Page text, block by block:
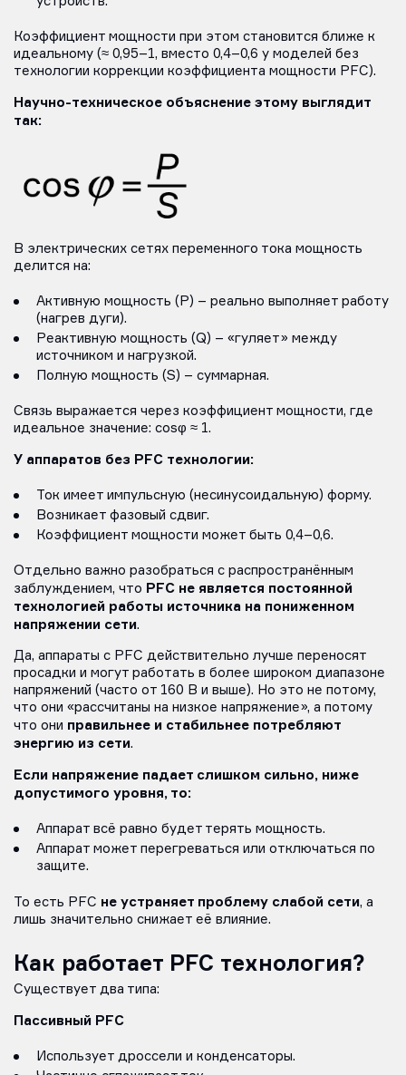
Коэффициент мощности при этом становится ближе к
идеальному (≈ 0,95–1, вместо 0,4–0,6 у моделей без
технологии коррекции коэффициента мощности PFC).
Научно-техническое объяснение этому выглядит
так:
В электрических сетях переменного тока мощность
делится на:
Активную мощность (P) – реально выполняет работу
(нагрев дуги).
Реактивную мощность (Q) – «гуляет» между
источником и нагрузкой.
Полную мощность (S) – суммарная.
Связь выражается через коэффициент мощности, где
идеальное значение: cosφ ≈ 1.
У аппаратов без PFC технологии:
Ток имеет импульсную (несинусоидальную) форму.
Возникает фазовый сдвиг.
Коэффициент мощности может быть 0,4–0,6.
Отдельно важно разобраться с распространённым
заблуждением, что PFC не является постоянной
технологией работы источника на пониженном
напряжении сети.
Да, аппараты с PFC действительно лучше переносят
просадки и могут работать в более широком диапазоне
напряжений (часто от 160 В и выше). Но это не потому,
что они «рассчитаны на низкое напряжение», а потому
что они правильнее и стабильнее потребляют
энергию из сети.
Если напряжение падает слишком сильно, ниже
допустимого уровня, то:
Аппарат всё равно будет терять мощность.
Аппарат может перегреваться или отключаться по
защите.
То есть PFC не устраняет проблему слабой сети, а
лишь значительно снижает её влияние.
Как работает PFC технология?
Существует два типа:
Пассивный PFC
Использует дроссели и конденсаторы.